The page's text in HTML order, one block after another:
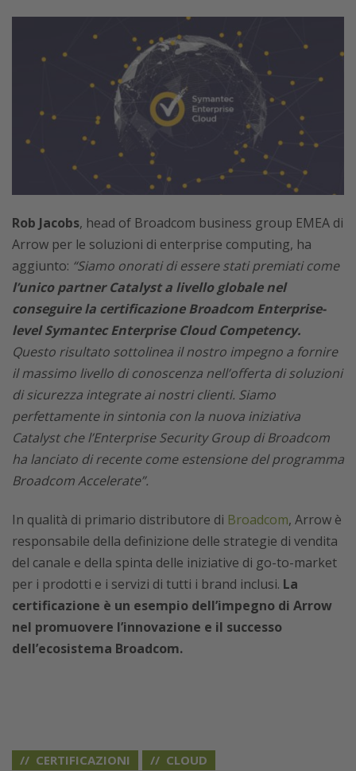
Rob Jacobs, head of Broadcom business group EMEA di
Arrow per le soluzioni di enterprise computing, ha
aggiunto: “Siamo onorati di essere stati premiati come
l’unico partner Catalyst a livello globale nel
conseguire la certificazione Broadcom Enterprise-
level Symantec Enterprise Cloud Competency.
Questo risultato sottolinea il nostro impegno a fornire
il massimo livello di conoscenza nell’offerta di soluzioni
di sicurezza integrate ai nostri clienti. Siamo
perfettamente in sintonia con la nuova iniziativa
Catalyst che l’Enterprise Security Group di Broadcom
ha lanciato di recente come estensione del programma
Broadcom Accelerate”.
In qualità di primario distributore di Broadcom, Arrow è
responsabile della definizione delle strategie di vendita
del canale e della spinta delle iniziative di go-to-market
per i prodotti e i servizi di tutti i brand inclusi. La
certificazione è un esempio dell’impegno di Arrow
nel promuovere l’innovazione e il successo
dell’ecosistema Broadcom.
CERTIFICAZIONI CLOUD